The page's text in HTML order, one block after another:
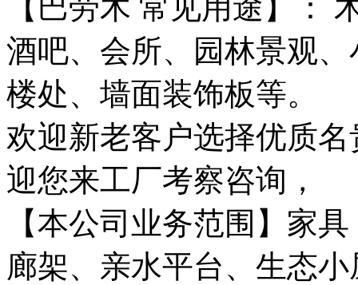
【巴劳木 常见用途】：
酒吧、会所、园林景观
楼处、墙面装饰板等。
欢迎新老客户选择优质
迎您来工厂考察咨询，
【本公司业务范围】家
廊架、亲水平台、生态